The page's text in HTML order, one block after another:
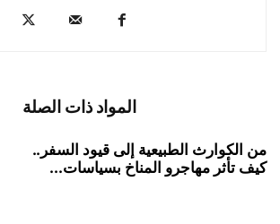
المواد ذات الصلة
من الكوارث الطبيعية إلى قيود السفر..
كيف تأثر مهاجرو المناخ بسياسات...